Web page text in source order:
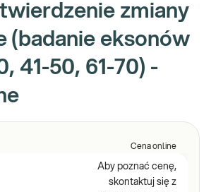
zmiany
(badanie eksonów
41-50, 61-70) -
Cena online
Aby poznać cenę,
skontaktuj się z